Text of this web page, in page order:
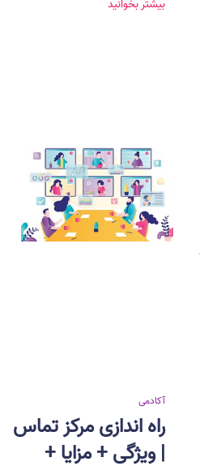
بیشتر بخوانید
آکادمی
راه اندازی مرکز تماس
| ویژگی‌ + مزایا +